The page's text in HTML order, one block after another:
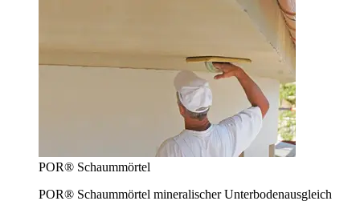
POR® Schaummörtel
POR® Schaummörtel mineralischer Unterbodenausgleich